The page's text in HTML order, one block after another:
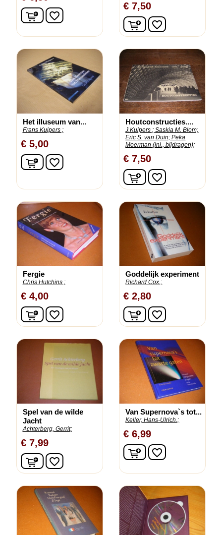
In winkelwagen
favorite_border
€ 7,50
In winkelwagen
favorite_border
Het illuseum van...
Frans Kuipers ;
€ 5,00
In winkelwagen
favorite_border
Houtconstructies....
J.Kuipers ; Saskia M. Blom;
Eric S. van Duin; Peka
Moerman (inl., bijdragen);
€ 7,50
In winkelwagen
favorite_border
Fergie
Chris Hutchins ;
€ 4,00
In winkelwagen
favorite_border
Goddelijk experiment
Richard Cox.;
€ 2,80
In winkelwagen
favorite_border
Spel van de wilde
Jacht
Achterberg, Gerrit;
€ 7,99
In winkelwagen
favorite_border
Van Supernova`s tot...
Keller, Hans-Ulrich.;
€ 6,99
In winkelwagen
favorite_border